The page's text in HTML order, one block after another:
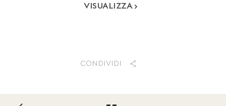
VISUALIZZA
CONDIVIDI